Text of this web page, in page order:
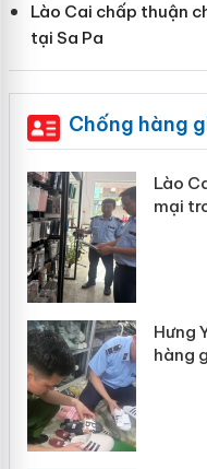
Lào Cai chấp thuận
tại Sa Pa
Chống hàng
Lào
mại
Hưng
hàng